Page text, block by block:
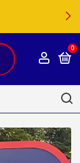
0